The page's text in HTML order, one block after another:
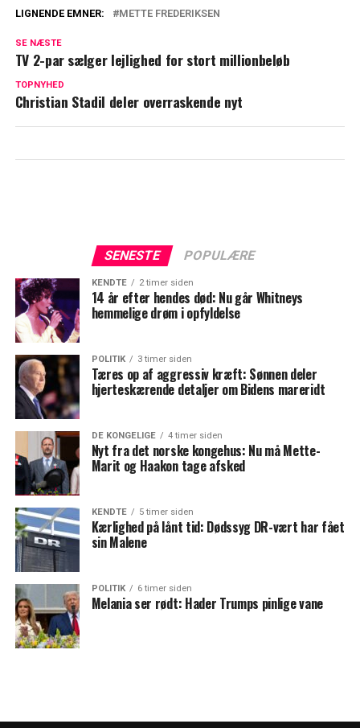
højt slag
bliver sidste gang
LIGNENDE EMNER: METTE FREDERIKSEN
SE NÆSTE
TV 2-par sælger lejlighed for stort millionbeløb
TOPNYHED
Christian Stadil deler overraskende nyt
SENESTE POPULÆRE
KENDTE 2 timer siden
14 år efter hendes død: Nu går Whitneys
hemmelige drøm i opfyldelse
POLITIK 3 timer siden
Tæres op af aggressiv kræft: Sønnen deler
hjerteskærende detaljer om Bidens mareridt
DE KONGELIGE 4 timer siden
Nyt fra det norske kongehus: Nu må Mette-
Marit og Haakon tage afsked
KENDTE 5 timer siden
Kærlighed på lånt tid: Dødssyg DR-vært har fået
sin Malene
POLITIK 6 timer siden
Melania ser rødt: Hader Trumps pinlige vane